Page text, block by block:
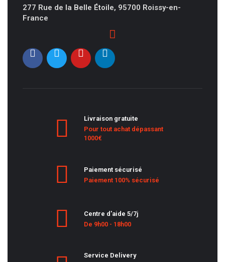
277 Rue de la Belle Étoile, 95700 Roissy-en-
France
Livraison gratuite
Pour tout achat dépassant
1000€
Paiement sécurisé
Paiement 100% sécurisé
Centre d'aide 5/7j
De 9h00 - 18h00
Service Delivery